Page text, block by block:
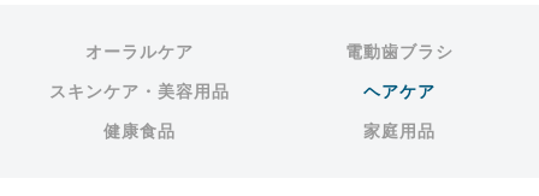
オーラルケア 電動歯ブラシ
スキンケア・美容用品 ヘアケア
健康食品 家庭用品